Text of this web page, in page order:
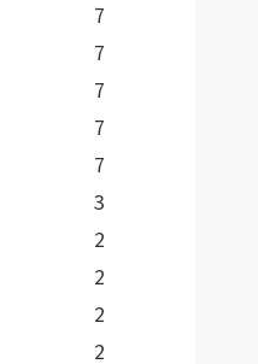
7
7
7
7
7
3
2
2
2
2